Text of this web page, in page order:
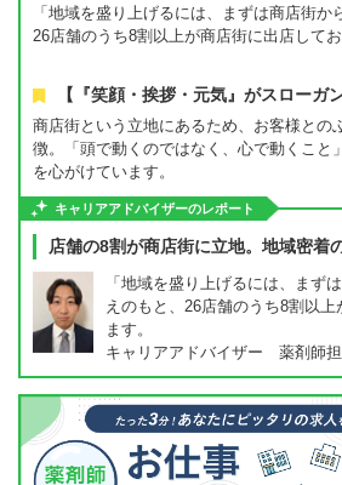
「地域を盛り上げるには、まずは商店街か
26店舗のうち8割以上が商店街に出店してお
【『笑顔・挨拶・元気』がスローガ
商店街という立地にあるため、お客様との
徴。「頭で動くのではなく、心で動くこと
を心がけています。
キャリアアドバイザーのレポート
店舗の8割が商店街に立地。地域密着
「地域を盛り上げるには、まず
えのもと、26店舗のうち8割以上
ます。
キャリアアドバイザー 薬剤師担